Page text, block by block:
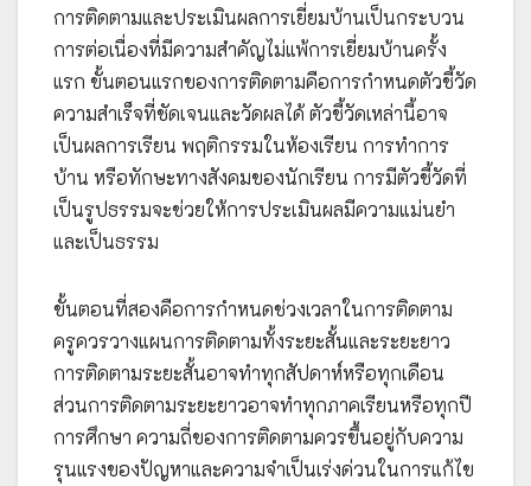
การติดตามและประเมินผลการเยี่ยมบ้านเป็นกระบวน
การต่อเนื่องที่มีความสำคัญไม่แพ้การเยี่ยมบ้านครั้ง
แรก ขั้นตอนแรกของการติดตามคือการกำหนดตัวชี้วัด
ความสำเร็จที่ชัดเจนและวัดผลได้ ตัวชี้วัดเหล่านี้อาจ
เป็นผลการเรียน พฤติกรรมในห้องเรียน การทำการ
บ้าน หรือทักษะทางสังคมของนักเรียน การมีตัวชี้วัดที่
เป็นรูปธรรมจะช่วยให้การประเมินผลมีความแม่นยำ
และเป็นธรรม
ขั้นตอนที่สองคือการกำหนดช่วงเวลาในการติดตาม
ครูควรวางแผนการติดตามทั้งระยะสั้นและระยะยาว
การติดตามระยะสั้นอาจทำทุกสัปดาห์หรือทุกเดือน
ส่วนการติดตามระยะยาวอาจทำทุกภาคเรียนหรือทุกปี
การศึกษา ความถี่ของการติดตามควรขึ้นอยู่กับความ
รุนแรงของปัญหาและความจำเป็นเร่งด่วนในการแก้ไข